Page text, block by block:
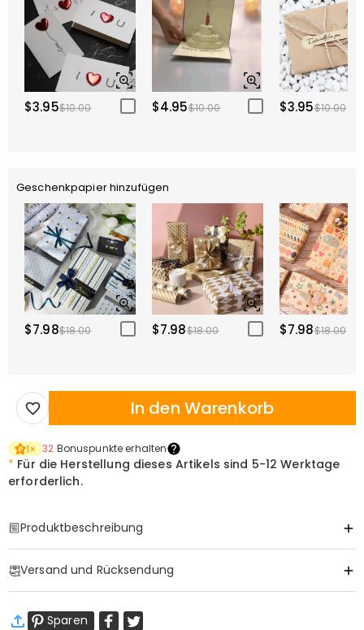
$3.95$10.00 $4.95$10.00 $3.95$10.00
Geschenkpapier hinzufügen
$7.98$18.00 $7.98$18.00 $7.98$18.00
In den Warenkorb
1× 32 Bonuspunkte erhalten
* Für die Herstellung dieses Artikels sind 5-12 Werktage
erforderlich.
Produktbeschreibung
Versand und Rücksendung
Standardversand
9-18
Arbeitstage
Sparen